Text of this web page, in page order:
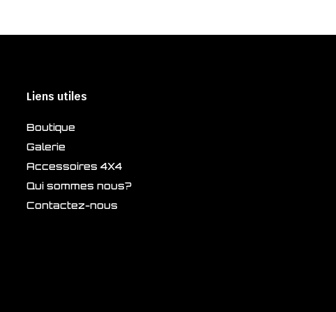
Liens utiles
Boutique
Galerie
Accessoires 4X4
Qui sommes nous?
Contactez-nous